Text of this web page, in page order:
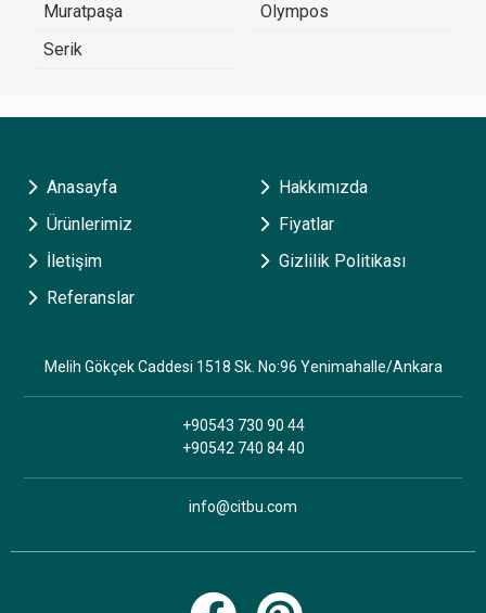
Muratpaşa
Olympos
Serik
Anasayfa
Hakkımızda
Ürünlerimiz
Fiyatlar
İletişim
Gizlilik Politikası
Referanslar
Melih Gökçek Caddesi 1518 Sk. No:96 Yenimahalle/Ankara
+90543 730 90 44
+90542 740 84 40
info@citbu.com